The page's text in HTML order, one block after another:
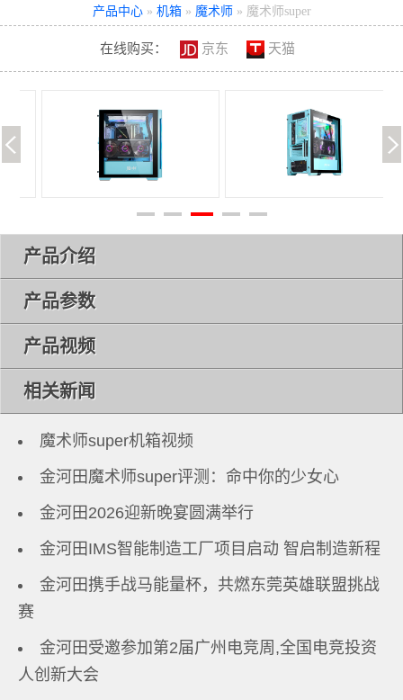
产品中心» 机箱» 魔术师 » 魔术师super
在线购买： 京东 天猫
产品介绍
产品参数
产品视频
相关新闻
魔术师super机箱视频
金河田魔术师super评测：命中你的少女心
金河田2026迎新晚宴圆满举行
金河田IMS智能制造工厂项目启动 智启制造新程
金河田携手战马能量杯，共燃东莞英雄联盟挑战
赛
金河田受邀参加第2届广州电竞周,全国电竞投资
人创新大会